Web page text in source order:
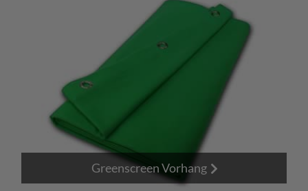
Greenscreen Vorhang